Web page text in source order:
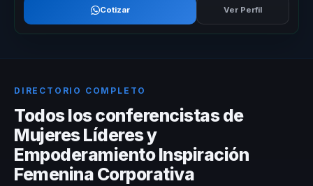
Cotizar Ver Perfil
DIRECTORIO COMPLETO
Todos los conferencistas de
Mujeres Líderes y
Empoderamiento Inspiración
Femenina Corporativa